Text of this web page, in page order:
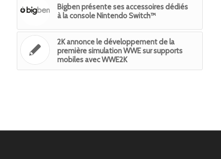
Bigben présente ses accessoires dédiés
à la console Nintendo Switch™
2K annonce le développement de la
première simulation WWE sur supports
mobiles avec WWE2K